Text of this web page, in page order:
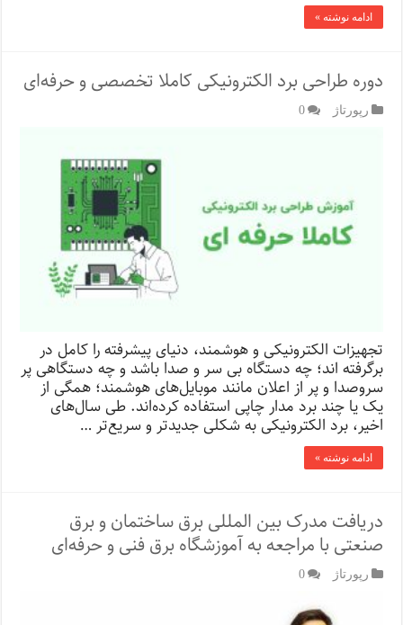
ادامه نوشته »
دوره طراحی برد الکترونیکی کاملا تخصصی و حرفه‌ای
رپورتاژ‌ 0
تجهیزات الکترونیکی و هوشمند، دنیای پیشرفته را کامل در
برگرفته اند؛ چه دستگاه بی سر و صدا باشد و چه دستگاهی پر
سروصدا و پر از اعلان‌ مانند موبایل‌های هوشمند؛ همگی از
یک یا چند برد مدار چاپی استفاده کرده‌اند. طی سال‌های
اخیر، برد الکترونیکی به شکلی جدیدتر و سریع‌تر …
ادامه نوشته »
دریافت مدرک بین المللی برق ساختمان و برق
صنعتی با مراجعه به آموزشگاه برق فنی و حرفه‌ای
رپورتاژ‌ 0